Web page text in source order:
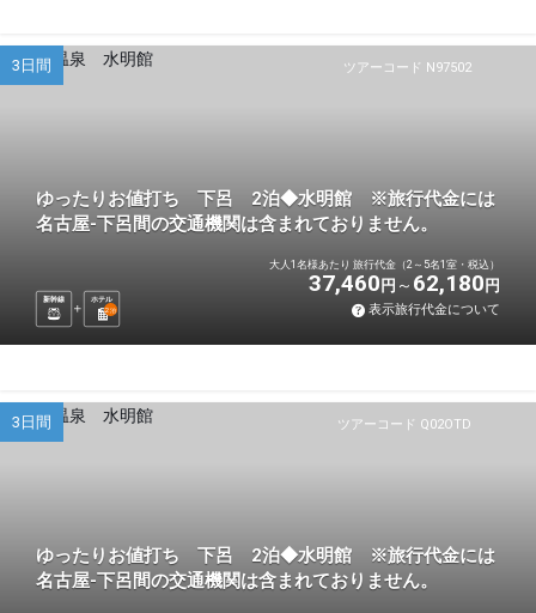
ツアーコード N97502
3日間
ゆったりお値打ち 下呂 2泊◆水明館 ※旅行代金には
名古屋-下呂間の交通機関は含まれておりません。
新幹線
ホテル
2泊
大人1名様あたり 旅行代金（2～5名1室・税込）
37,460 円 62,180 円
表示旅行代金について
ツアーコード Q02OTD
3日間
ゆったりお値打ち 下呂 2泊◆水明館 ※旅行代金には
名古屋-下呂間の交通機関は含まれておりません。